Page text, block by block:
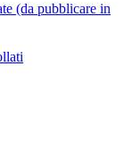
(da pubblicare in